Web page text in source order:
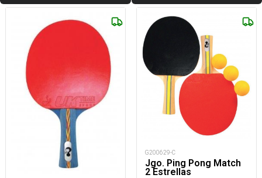
G200629-C
Jgo. Ping Pong Match
2 Estrellas